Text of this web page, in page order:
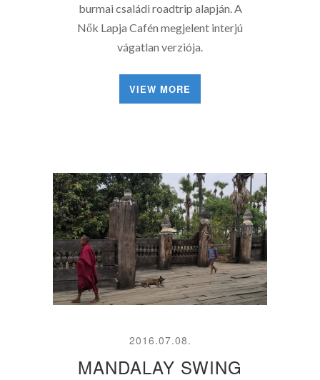
burmai családi roadtrip alapján. A
Nők Lapja Cafén megjelent interjú
vágatlan verziója.
VIEW MORE
2016.07.08.
MANDALAY SWING